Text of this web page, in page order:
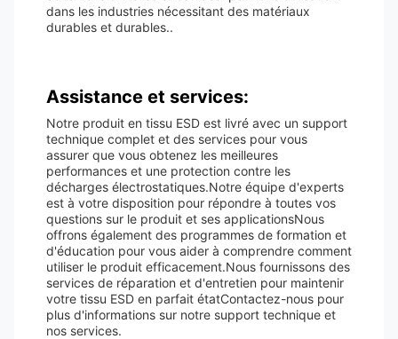
dans les industries nécessitant des matériaux
durables et durables..
Assistance et services:
Notre produit en tissu ESD est livré avec un support
technique complet et des services pour vous
assurer que vous obtenez les meilleures
performances et une protection contre les
décharges électrostatiques.Notre équipe d'experts
est à votre disposition pour répondre à toutes vos
questions sur le produit et ses applicationsNous
offrons également des programmes de formation et
d'éducation pour vous aider à comprendre comment
utiliser le produit efficacement.Nous fournissons des
services de réparation et d'entretien pour maintenir
votre tissu ESD en parfait étatContactez-nous pour
plus d'informations sur notre support technique et
nos services.